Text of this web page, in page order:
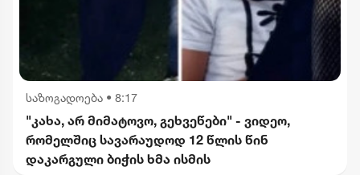
საზოგადოება • 8:17
"კახა, არ მიმატოვო, გეხვეწები" - ვიდეო,
რომელშიც სავარაუდოდ 12 წლის წინ
დაკარგული ბიჭის ხმა ისმის